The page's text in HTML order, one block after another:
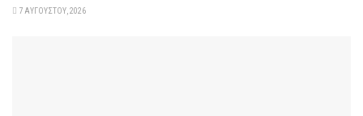
7 ΑΥΓΟΎΣΤΟΥ, 2026